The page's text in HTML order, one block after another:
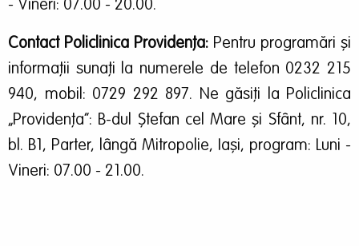
- Vineri: 07.00 - 20.00.
Contact Policlinica Providența: Pentru programări și
informații sunați la numerele de telefon 0232 215
940, mobil: 0729 292 897. Ne găsiți la Policlinica
„Providența”: B-dul Ștefan cel Mare și Sfânt, nr. 10,
bl. B1, Parter, lângă Mitropolie, Iași, program: Luni -
Vineri: 07.00 - 21.00.